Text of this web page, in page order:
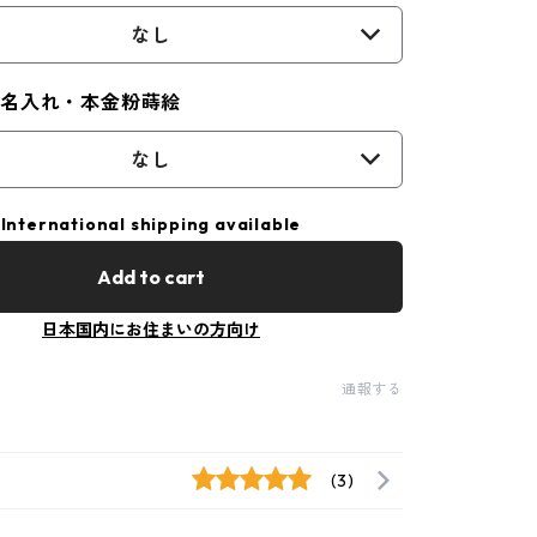
なし
入れ・本金粉蒔絵
なし
International shipping available
Add to cart
日本国内にお住まいの方向け
通報する
(3)